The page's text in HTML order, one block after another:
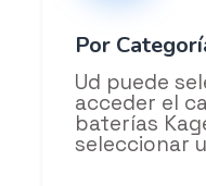
Por
Ud puede
acceder el
baterías
seleccionar